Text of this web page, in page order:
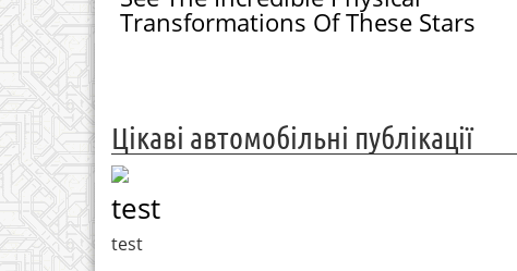
Transformations Of These Stars
Цікаві автомобільні публікації
test
test